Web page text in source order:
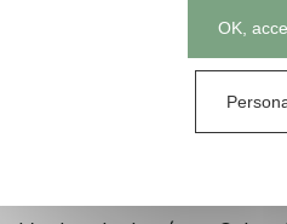
mycélium de
lever 85 M $ auprès
d’investissements
fonds souverain
OK,